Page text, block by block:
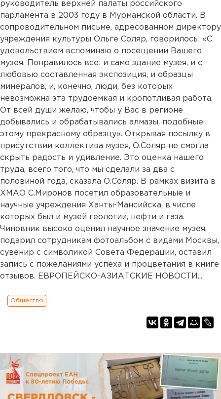
руководитель верхней палаты российского
парламента в 2003 году в Мурманской области. В
сопроводительном письме, адресованном директору
учреждения культуры Ольге Соляр, говорилось: «С
удовольствием вспоминаю о посещении Вашего
музея. Понравилось все: и само здание музея, и с
любовью составленная экспозиция, и образцы
минералов, и, конечно, люди, без которых
невозможна эта трудоемкая и кропотливая работа.
От всей души желаю, чтобы у Вас в регионе
добывались и обрабатывались алмазы, подобные
этому прекрасному образцу». Открывая посылку в
присутствии коллектива музея, О.Соляр не смогла
скрыть радость и удивление. Это оценка нашего
труда, всего того, что мы сделали за два с
половиной года, сказала О.Соляр. В рамках визита в
ХМАО С.Миронов посетил образовательные и
научные учреждения Ханты-Мансийска, в числе
которых был и музей геологии, нефти и газа.
Чиновник высоко оценил научное значение музея,
подарил сотрудникам фотоальбом с видами Москвы,
сувенир с символикой Совета Федерации, оставил
запись с пожеланиями успеха и процветания в книге
отзывов. ЕВРОПЕЙСКО-АЗИАТСКИЕ НОВОСТИ...
Общество